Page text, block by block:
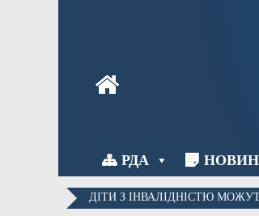
РДА
ДІТИ З ІНВАЛІДНІСТЮ